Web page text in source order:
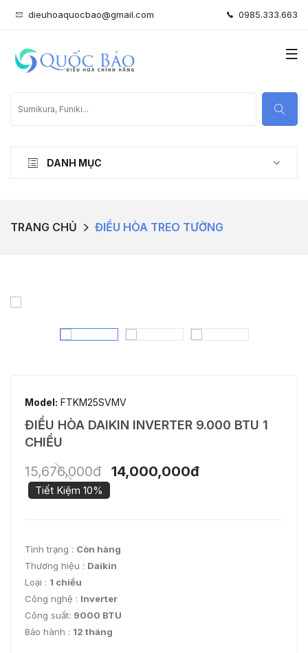
dieuhoaquocbao@gmail.com 0985.333.663
DANH MỤC
TRANG CHỦ ĐIỀU HÒA TREO TƯỜNG
Model: FTKM25SVMV
ĐIỀU HÒA DAIKIN INVERTER 9.000 BTU 1
CHIỀU
15,676,000đ 14,000,000đ
Tiết Kiệm 10%
Tình trạng : Còn hàng
Thương hiệu : Daikin
Loại : 1 chiều
Công nghệ : Inverter
Công suất: 9000 BTU
Bảo hành : 12 tháng